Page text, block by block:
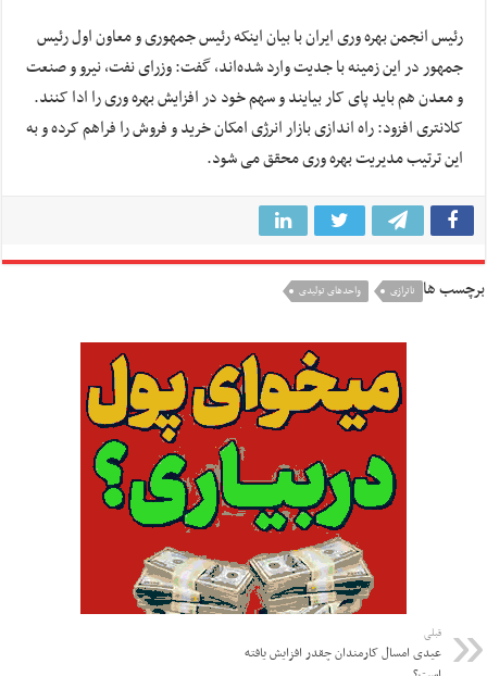
رئیس انجمن بهره وری ایران با بیان اینکه رئیس جمهوری و معاون اول رئیس
جمهور در این زمینه با جدیت وارد شده‌اند، گفت: وزرای نفت، نیرو و صنعت
و معدن هم باید پای کار بیایند و سهم خود در افزایش بهره وری را ادا کنند.
کلانتری افزود: راه اندازی بازار انرژی امکان خرید و فروش را فراهم کرده و به
این ترتیب مدیریت بهره وری محقق می شود.
برچسب ها ناترازی واحدهای تولیدی
قبلی
عیدی امسال کارمندان چقدر افزایش یافته